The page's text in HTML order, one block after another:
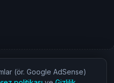
(ör. Google AdSense)